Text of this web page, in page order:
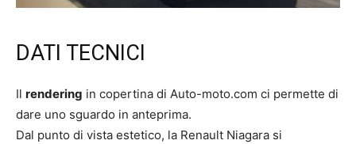
DATI TECNICI
Il rendering in copertina di Auto-moto.com ci permette di
dare uno sguardo in anteprima.
Dal punto di vista estetico, la Renault Niagara si